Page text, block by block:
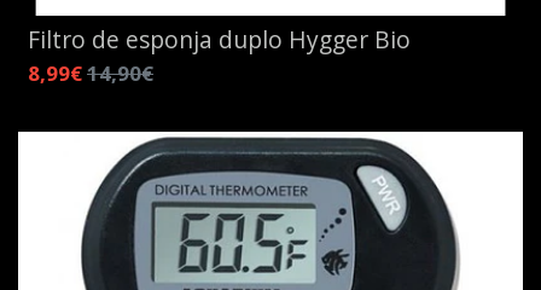
Filtro de esponja duplo Hygger Bio
8,99€14,90€